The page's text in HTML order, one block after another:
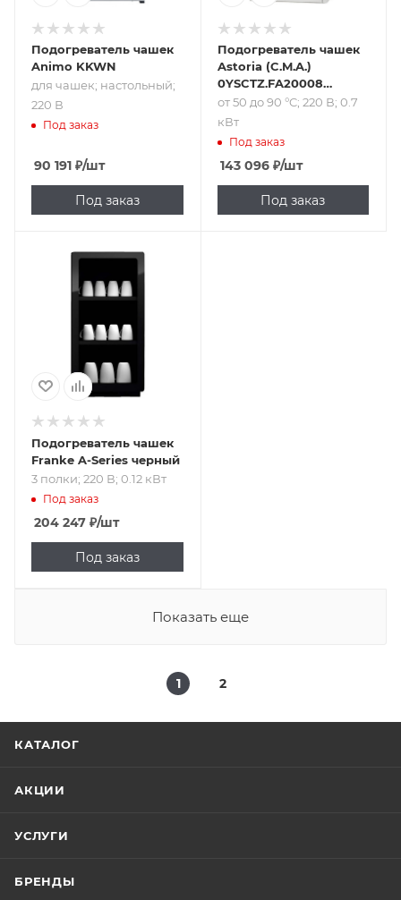
Подогреватель чашек
Animo KKWN
для чашек; настольный;
220 В
Под заказ
90 191 ₽/шт
Под заказ
Подогреватель чашек
Astoria (C.M.A.)
0YSCTZ.FA20008
черный
от 50 до 90 °C; 220 В; 0.7
кВт
Под заказ
143 096₽/шт
Под заказ
Подпись к товару
3 полки; 220 В; 0.12
Подогреватель чашек
Franke A-Series черный
3 полки; 220 В; 0.12 кВт
Под заказ
204 247 ₽/шт
Под заказ
Показать еще
1 2
КАТАЛОГ
АКЦИИ
УСЛУГИ
БРЕНДЫ